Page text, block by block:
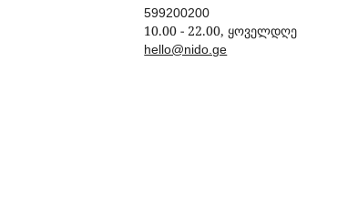
599200200
10.00 - 22.00, ყოველდღე
hello@nido.ge